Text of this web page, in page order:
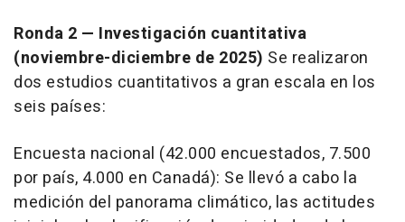
Ronda 2 — Investigación cuantitativa
(noviembre-diciembre de 2025) Se realizaron
dos estudios cuantitativos a gran escala en los
seis países:
Encuesta nacional (42.000 encuestados, 7.500
por país, 4.000 en Canadá): Se llevó a cabo la
medición del panorama climático, las actitudes